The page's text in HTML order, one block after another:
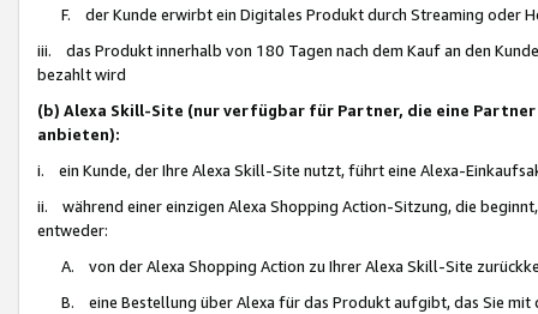
F. der Kunde erwirbt ein Digitales Produkt durch Streaming oder
iii. das Produkt innerhalb von 180 Tagen nach dem Kauf an den
bezahlt wird
(b) Alexa Skill-Site (nur verfügbar für Partner, die eine
anbieten):
i. ein Kunde, der Ihre Alexa Skill-Site nutzt, führt eine Alexa-
ii. während einer einzigen Alexa Shopping Action-Sitzung, die
entweder:
A. von der Alexa Shopping Action zu Ihrer Alexa Skill-Site
B. eine Bestellung über Alexa für das Produkt aufgibt, das Sie mit